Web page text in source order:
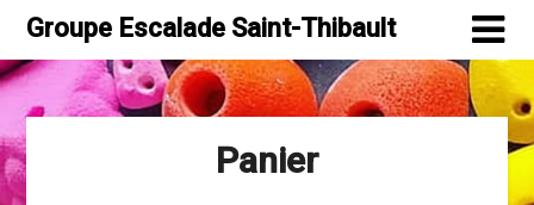
Skip
content
Groupe Escalade Saint-Thibault
Panier